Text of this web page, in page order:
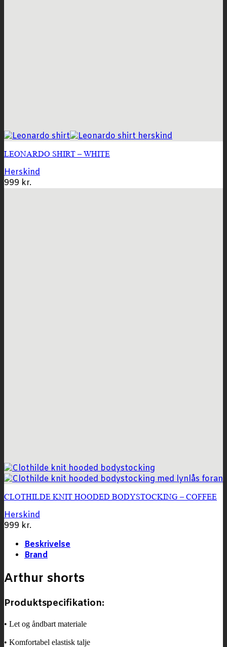
LEONARDO SHIRT – WHITE
Herskind
999 kr.
CLOTHILDE KNIT HOODED BODYSTOCKING – COFFEE
Herskind
999 kr.
Beskrivelse
Brand
Arthur shorts
Produktspecifikation:
• Let og åndbart materiale
• Komfortabel elastisk talje